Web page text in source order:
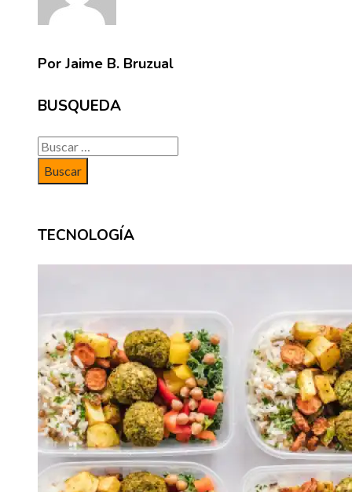
Por Jaime B. Bruzual
BUSQUEDA
Buscar:
TECNOLOGÍA